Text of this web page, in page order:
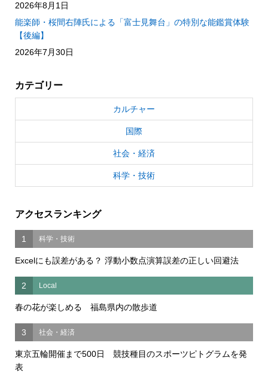
2026年8月1日
能楽師・桜間右陣氏による「富士見舞台」の特別な能鑑賞体験
【後編】
2026年7月30日
カテゴリー
カルチャー
国際
社会・経済
科学・技術
アクセスランキング
1 科学・技術
Excelにも誤差がある？ 浮動小数点演算誤差の正しい回避法
2 Local
春の花が楽しめる 福島県内の散歩道
3 社会・経済
東京五輪開催まで500日 競技種目のスポーツピトグラムを発
表